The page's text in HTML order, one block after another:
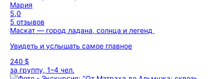
Мария
5,0
5 отзывов
Маскат — город ладана, солнца и легенд
Увидеть и услышать самое главное
240 $
за группу, 1–4 чел.